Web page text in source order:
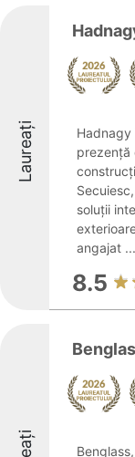
Laureați
Hadnagy
prezență
soluții
angajat ...
8.5